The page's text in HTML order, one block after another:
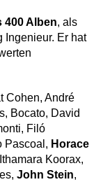
400 Alben, als
Ingenieur. Er hat
Cohen, André
Bocato, David
Filó
Pascoal, Horace
Koorax,
John Stein,